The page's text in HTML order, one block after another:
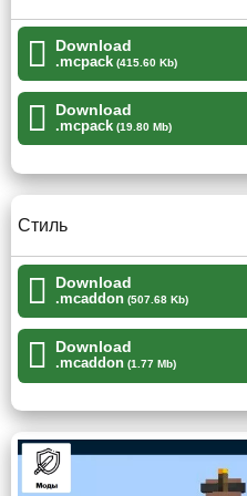
Всё это даёт невероятные
кастомизации
программировании он
различные команды,
Мобам можно давать
Пещеры
Если игроку Майнкрафт ПЕ
пещеры, то он может
создание мобов. С ним у
количество существ,
авторы дополнений
Download
.mcpack(415.60 Kb)
Download
.mcpack(19.80 Mb)
Стиль
Download
.mcaddon(507.68 Kb)
Download
.mcaddon(1.77 Mb)